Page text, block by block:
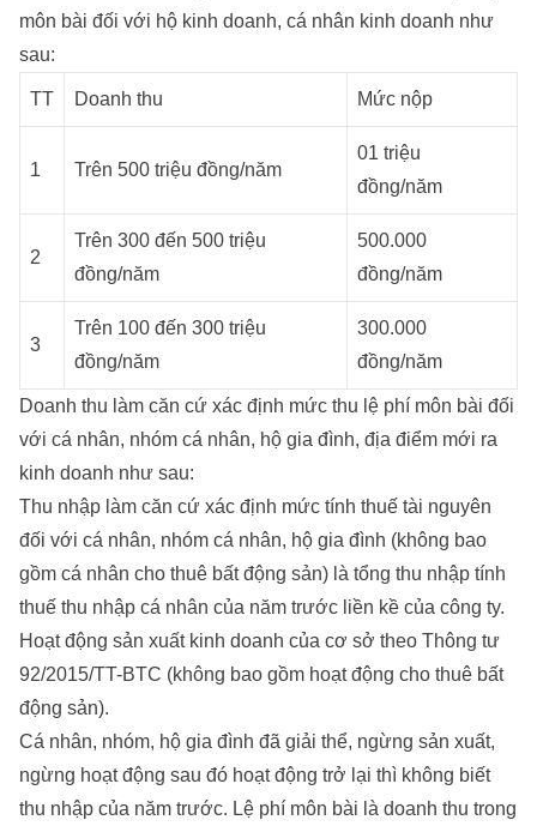
môn bài đối với hộ kinh doanh, cá nhân kinh doanh như
sau:
TT Doanh thu Mức nộp
1 Trên 500 triệu đồng/năm
01 triệu
đồng/năm
2
Trên 300 đến 500 triệu
đồng/năm
500.000
đồng/năm
3
Trên 100 đến 300 triệu
đồng/năm
300.000
đồng/năm
Doanh thu làm căn cứ xác định mức thu lệ phí môn bài đối
với cá nhân, nhóm cá nhân, hộ gia đình, địa điểm mới ra
kinh doanh như sau:
Thu nhập làm căn cứ xác định mức tính thuế tài nguyên
đối với cá nhân, nhóm cá nhân, hộ gia đình (không bao
gồm cá nhân cho thuê bất động sản) là tổng thu nhập tính
thuế thu nhập cá nhân của năm trước liền kề của công ty.
Hoạt động sản xuất kinh doanh của cơ sở theo Thông tư
92/2015/TT-BTC (không bao gồm hoạt động cho thuê bất
động sản).
Cá nhân, nhóm, hộ gia đình đã giải thể, ngừng sản xuất,
ngừng hoạt động sau đó hoạt động trở lại thì không biết
thu nhập của năm trước. Lệ phí môn bài là doanh thu trong